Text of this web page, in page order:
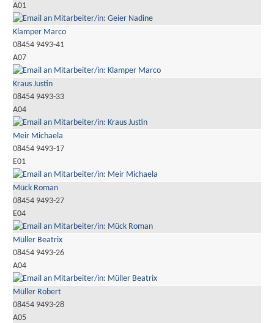
A01
Klamper Marco
08454 9493-41
A07
Kraus Justin
08454 9493-33
A04
Meir Michaela
08454 9493-17
E01
Mück Roman
08454 9493-27
E04
Müller Beatrix
08454 9493-26
A04
Müller Robert
08454 9493-28
A05